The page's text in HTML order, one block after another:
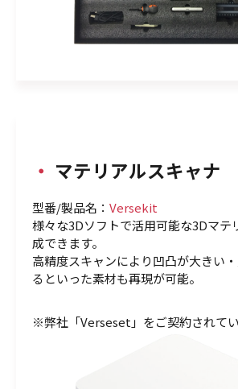
・ マテリアルスキャナ
型番/製品名： Versekit
様々な3Dソフトで活用可能な3Dマテ
成できます。
高精度スキャンにより凹凸が大きい
るといった素材も再現が可能。
※弊社「Verseset」をご契約されて